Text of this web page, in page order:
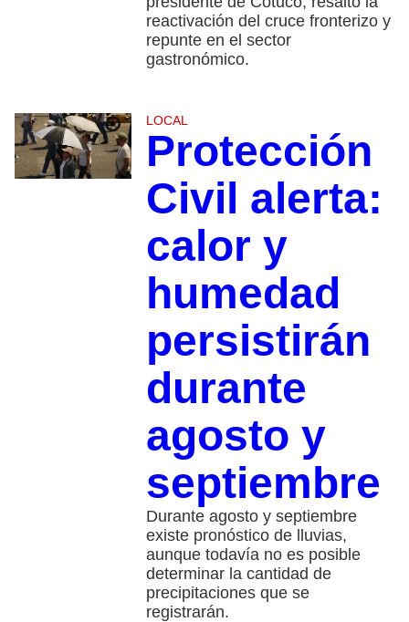
reactivación del cruce fronterizo y
repunte en el sector
gastronómico.
LOCAL
Protección
Civil alerta:
calor y
humedad
persistirán
durante
agosto y
septiembre
Durante agosto y septiembre
existe pronóstico de lluvias,
aunque todavía no es posible
determinar la cantidad de
precipitaciones que se
registrarán.